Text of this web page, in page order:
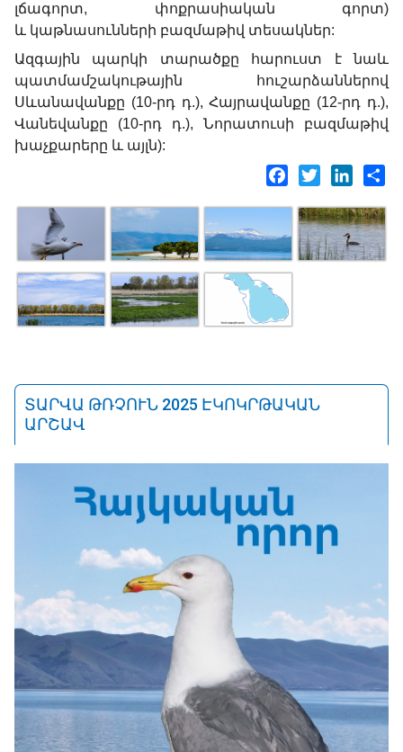
լճագորտ, փոքրասիական գորտ)
և կաթնասունների բազմաթիվ տեսակներ:
Ազգային պարկի տարածքը հարուստ է նաև
պատմամշակութային հուշարձաններով
Սևանավանքը (10-րդ դ.), Հայրավանքը (12-րդ դ.),
Վանեվանքը (10-րդ դ.), Նորատուսի բազմաթիվ
խաչքարերը և այլն):
Facebook
Twitter
ՏԱՐՎԱ ԹՌՉՈՒՆ 2025 ԷԿՈԿՐԹԱԿԱՆ
ԱՐՇԱՎ